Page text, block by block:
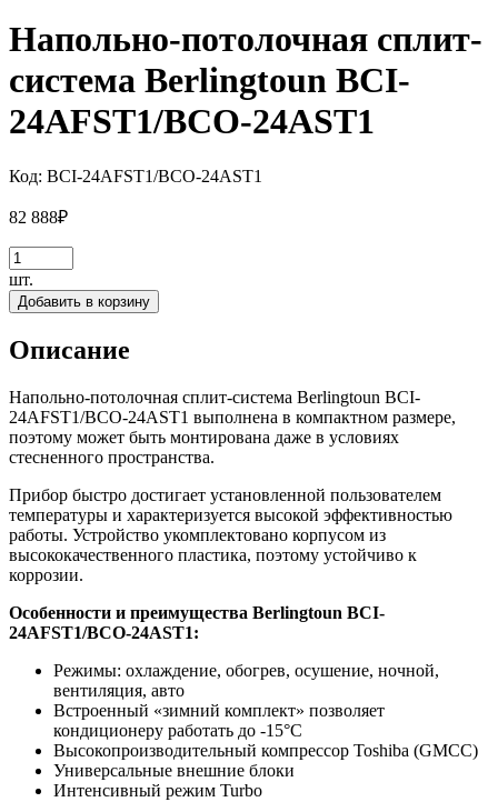
Напольно-потолочная сплит-
система Berlingtoun BCI-
24AFST1/BCO-24AST1
Код: BCI-24AFST1/BCO-24AST1
82 888₽
шт.
Добавить в корзину
Описание
Напольно-потолочная сплит-система Berlingtoun BCI-
24AFST1/BCO-24AST1 выполнена в компактном размере,
поэтому может быть монтирована даже в условиях
стесненного пространства.
Прибор быстро достигает установленной пользователем
температуры и характеризуется высокой эффективностью
работы. Устройство укомплектовано корпусом из
высококачественного пластика, поэтому устойчиво к
коррозии.
Особенности и преимущества Berlingtoun BCI-
24AFST1/BCO-24AST1:
Режимы: охлаждение, обогрев, осушение, ночной,
вентиляция, авто
Встроенный «зимний комплект» позволяет
кондиционеру работать до -15°С
Высокопроизводительный компрессор Toshiba (GMCC)
Универсальные внешние блоки
Интенсивный режим Turbo